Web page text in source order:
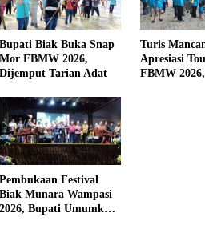
Bupati Biak Buka Snap
Mor FBMW 2026,
Dijemput Tarian Adat
Turis
Apresiasi
FBMW
Pembukaan Festival
Biak Munara Wampasi
2026, Bupati Umumkan